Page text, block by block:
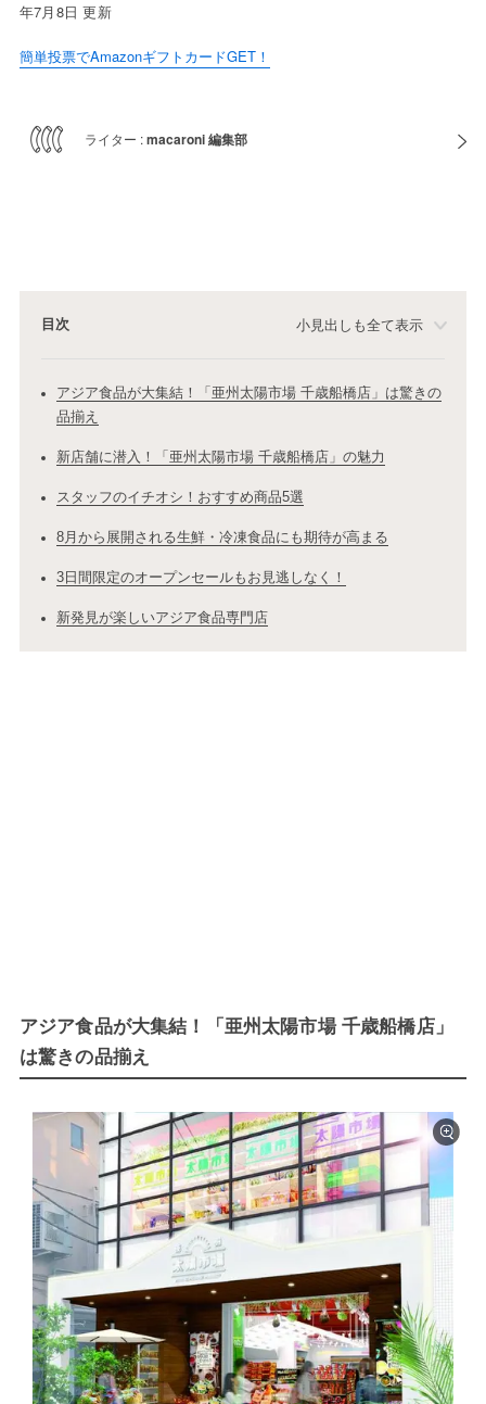
年7月8日 更新
簡単投票でAmazonギフトカードGET！
ライター :macaroni 編集部
目次 小見出しも全て表示
アジア食品が大集結！「亜州太陽市場 千歳船橋店」は驚きの
品揃え
新店舗に潜入！「亜州太陽市場 千歳船橋店」の魅力
スタッフのイチオシ！おすすめ商品5選
8月から展開される生鮮・冷凍食品にも期待が高まる
3日間限定のオープンセールもお見逃しなく！
新発見が楽しいアジア食品専門店
アジア食品が大集結！「亜州太陽市場 千歳船橋店」
は驚きの品揃え